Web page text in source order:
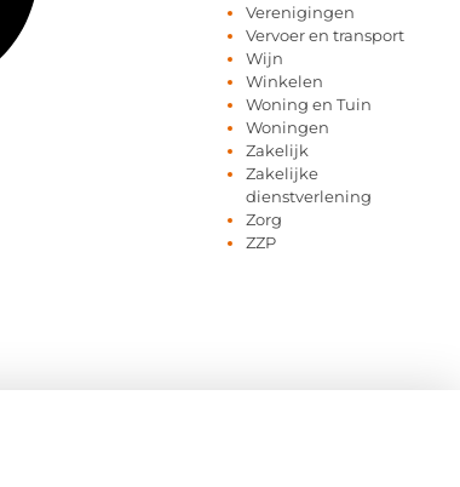
Verenigingen
Vervoer en transport
Wijn
Winkelen
Woning en Tuin
Woningen
Zakelijk
Zakelijke
dienstverlening
Zorg
ZZP